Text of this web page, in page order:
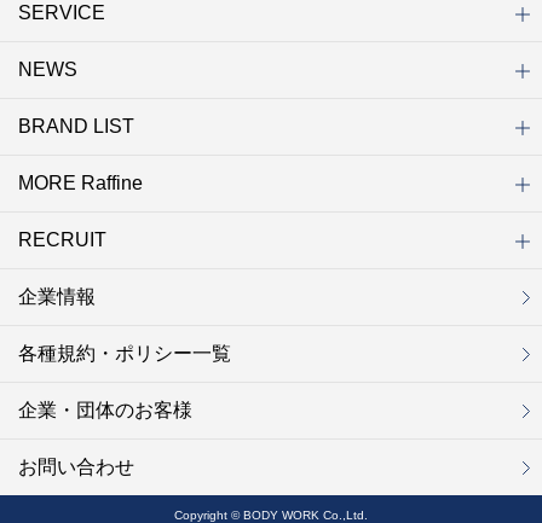
SERVICE
初めての方へ
店舗検索
キャンペーン
ラフィネ マルシェ（通販サイト）
WEB予約
よくある質問（Q&A）
サイトマップ
NEWS
ニュース一覧
お知らせ
オープン
クローズ
リニューアル
その他
BRAND LIST
ブランド一覧
ラフィネ
グランラフィネ
バダンバルー
ラフィネプリュス
プチラフィネ
整体ナチュラルボディ
トータルセラピー
フットデザイン
REFLE（リフレ）
Raffine TOKYO
ラフィネ ランニングスタイル
MORE Raffine
MORE Raffine
ラフィネのこだわり
ラフィネのひみつ
お得で便利なサービス
ラフィネギフト
ラフィネグループアスリート
RECRUIT
セラピスト採用
新卒採用
研修サイト
NOWON!!
企業情報
各種規約・ポリシー一覧
企業・団体のお客様
お問い合わせ
Copyright © BODY WORK Co.,Ltd.